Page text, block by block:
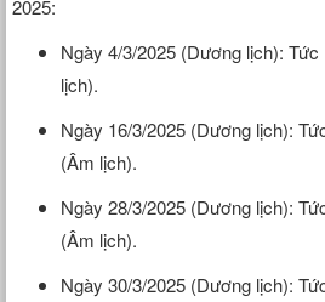
2025:​
Ngày 4/3/2025 (Dương lịch):
lịch).
Ngày 16/3/2025 (Dương lịch):
(Âm lịch).
Ngày 28/3/2025 (Dương lịch):
(Âm lịch).
Ngày 30/3/2025 (Dương lịch):